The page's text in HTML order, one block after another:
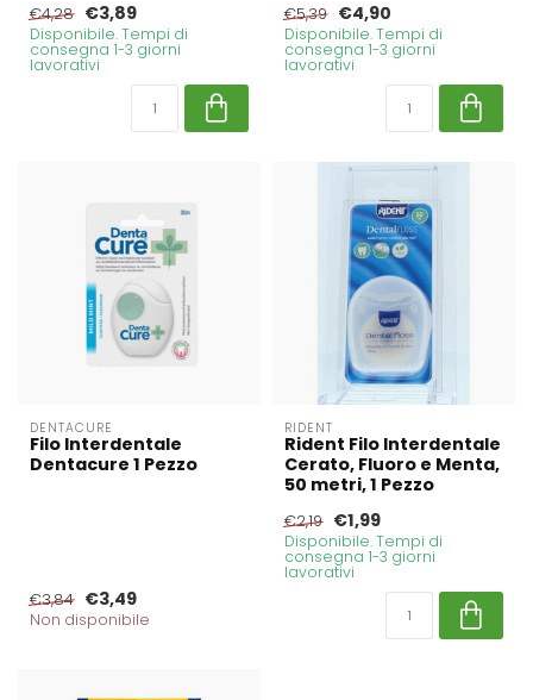
€4,28 €3,89
Disponibile. Tempi di
consegna 1-3 giorni
lavorativi
€5,39 €4,90
Disponibile. Tempi di
consegna 1-3 giorni
lavorativi
DENTACURE
Filo Interdentale
Dentacure 1 Pezzo
€3,84 €3,49
Non disponibile
RIDENT
Rident Filo Interdentale
Cerato, Fluoro e Menta,
50 metri, 1 Pezzo
€2,19 €1,99
Disponibile. Tempi di
consegna 1-3 giorni
lavorativi